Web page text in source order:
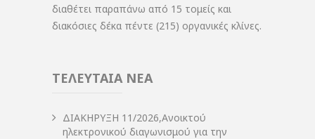
διαθέτει παραπάνω από 15 τομείς και
διακόσιες δέκα πέντε (215) οργανικές κλίνες.
ΤΕΛΕΥΤΑΙΑ ΝΕΑ
ΔIΑΚΗΡΥΞΗ 11/2026,Ανοικτού
ηλεκτρονικού διαγωνισμού για την